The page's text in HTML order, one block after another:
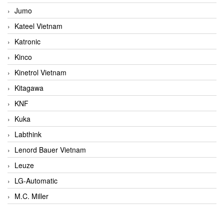
Jumo
Kateel Vietnam
Katronic
Kinco
Kinetrol Vietnam
Kitagawa
KNF
Kuka
Labthink
Lenord Bauer Vietnam
Leuze
LG-Automatic
M.C. Miller